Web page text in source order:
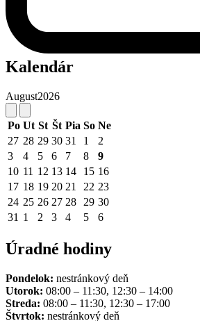
Kalendár
August2026
Po Ut St Št Pia So Ne
27 28 29 30 31 1
2
3
4 5 6 7 8
9
10 11 12 13 14 15 16
17 18 19 20 21 22 23
24 25 26 27 28 29 30
31 1 2 3 4 5 6
Úradné hodiny
Pondelok: nestránkový deň
Utorok: 08:00 – 11:30, 12:30 – 14:00
Streda: 08:00 – 11:30, 12:30 – 17:00
Štvrtok: nestránkový deň